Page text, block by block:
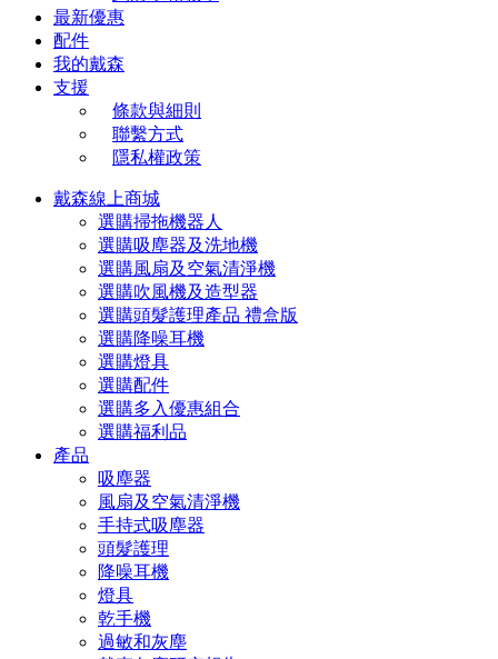
最新優惠
配件
我的戴森
支援
條款與細則
聯繫方式
隱私權政策
戴森線上商城
選購掃拖機器人
選購吸塵器及洗地機
選購風扇及空氣清淨機
選購吹風機及造型器
選購頭髮護理產品 禮盒版
選購降噪耳機
選購燈具
選購配件
選購多入優惠組合
選購福利品
產品
吸塵器
風扇及空氣清淨機
手持式吸塵器
頭髮護理
降噪耳機
燈具
乾手機
過敏和灰塵